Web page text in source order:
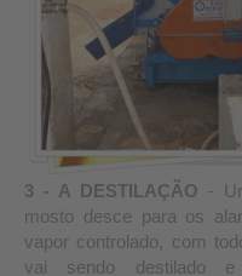
3 - A DESTILAÇÃO -
mosto desce para os
vapor controlado, com
vai sendo destilado e